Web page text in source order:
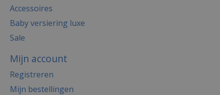
Accessoires
Baby versiering luxe
Sale
Mijn account
Registreren
Mijn bestellingen